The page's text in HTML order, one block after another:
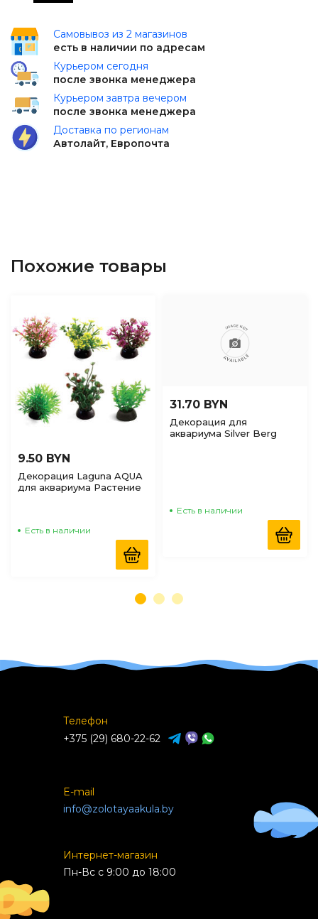
Самовывоз из 2 магазинов
есть в наличии по адресам
Курьером сегодня
после звонка менеджера
Курьером завтра вечером
после звонка менеджера
Доставка по регионам
Автолайт, Европочта
Похожие товары
9.50 BYN
Декорация Laguna AQUA
для аквариума Растение
Есть в наличии
31.70 BYN
Декорация для
аквариума Silver Berg
Есть в наличии
Телефон
+375 (29) 680-22-62
E-mail
info@zolotayaakula.by
Интернет-магазин
Пн-Вс с 9:00 до 18:00